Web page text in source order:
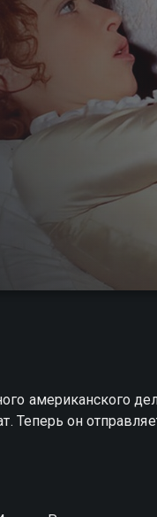
американского
Теперь он